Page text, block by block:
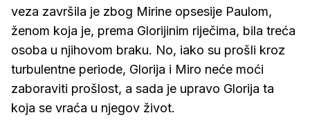
veza završila je zbog Mirine opsesije Paulom,
ženom koja je, prema Glorijinim riječima, bila treća
osoba u njihovom braku. No, iako su prošli kroz
turbulentne periode, Glorija i Miro neće moći
zaboraviti prošlost, a sada je upravo Glorija ta
koja se vraća u njegov život.